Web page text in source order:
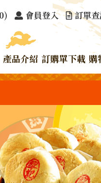
會員登入 訂單
產品介紹 訂購單下載 購